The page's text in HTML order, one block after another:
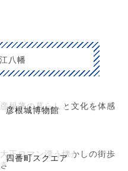
八幡
彦根城博物館
彦根藩の暮らしと文化を体感
四番町スクエア
大正ロマン漂う懐かしの街歩
き